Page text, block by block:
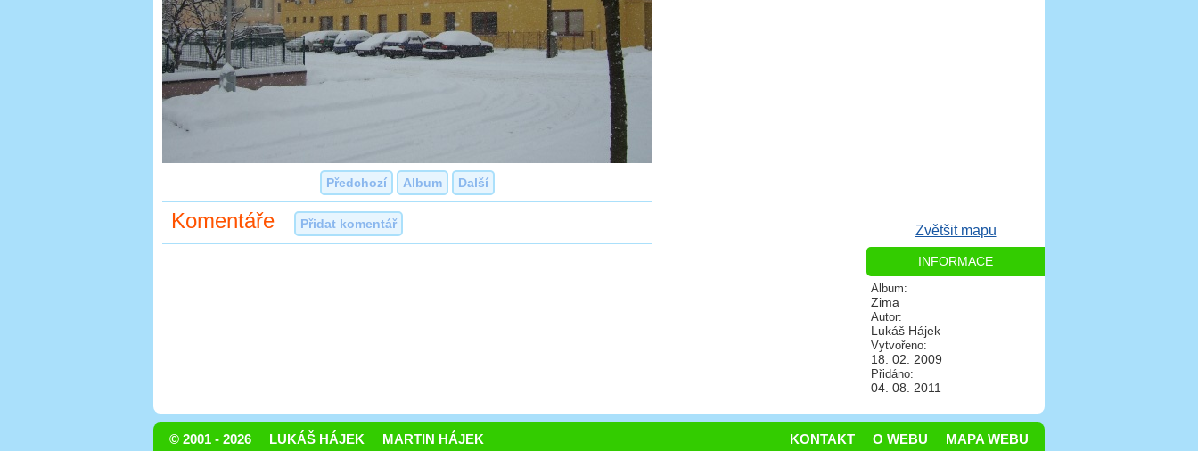
Předchozí Album Další
Komentáře Přidat komentář Zvětšit mapu
INFORMACE
Album:
Zima
Autor:
Lukáš Hájek
Vytvořeno:
18. 02. 2009
Přidáno:
04. 08. 2011
© 2001 - 2026 LUKÁŠ HÁJEK MARTIN HÁJEK MAPA WEBU
O WEBU
KONTAKT